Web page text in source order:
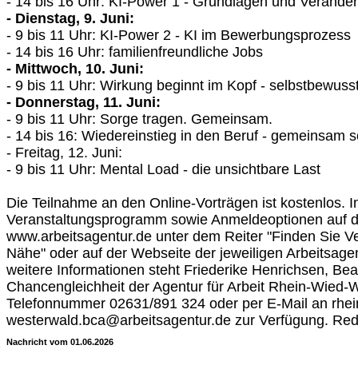
- Dienstag, 9. Juni:
- 9 bis 11 Uhr: KI-Power 2 - KI im Bewerbungsprozess
- 14 bis 16 Uhr: familienfreundliche Jobs
- Mittwoch, 10. Juni:
- 9 bis 11 Uhr: Wirkung beginnt im Kopf -
- Donnerstag, 11. Juni:
- 9 bis 11 Uhr: Sorge tragen. Gemeinsam.
- 14 bis 16: Wiedereinstieg in den Beruf - gemeinsam
- Freitag, 12. Juni:
- 9 bis 11 Uhr: Mental Load - die unsichtbare Last
Die Teilnahme an den Online-Vorträgen ist kostenlos.
Veranstaltungsprogramm sowie Anmeldeoptionen auf
www.arbeitsagentur.de unter dem Reiter "Finden Sie
Nähe" oder auf der Webseite der jeweiligen
weitere Informationen steht Friederike Henrichsen,
Chancengleichheit der Agentur für Arbeit Rhein-Wied-
Telefonnummer 02631/891 324 oder per E-Mail an
westerwald.bca@arbeitsagentur.de zur Verfügung. Red
Nachricht vom 01.06.2026